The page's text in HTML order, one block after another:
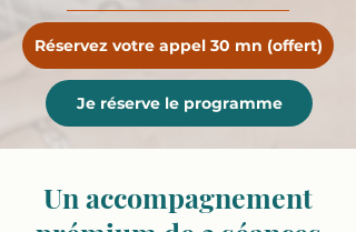
Réservez votre appel 30 mn (offert)
Je réserve le programme
Un accompagnement